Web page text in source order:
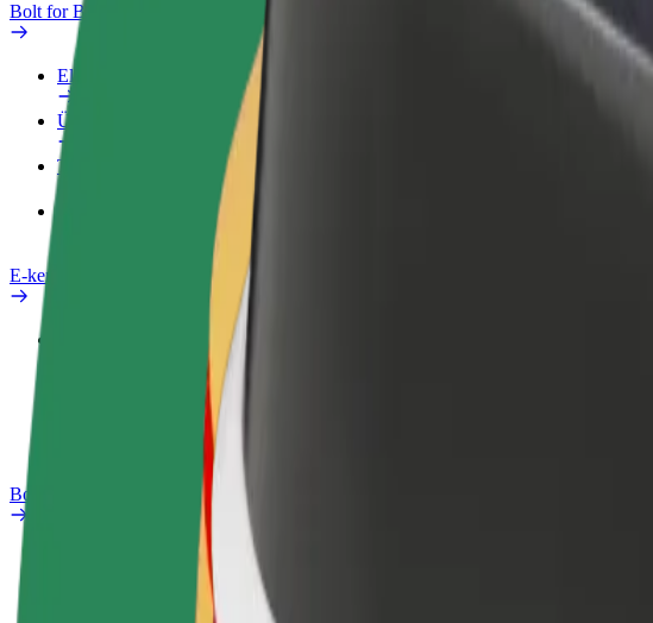
Bolt for Business
Előnyök
Üzleti profil
Termékek
Bolt Food Business felhasználóknak
E-kerékpárok
Bolt Plus